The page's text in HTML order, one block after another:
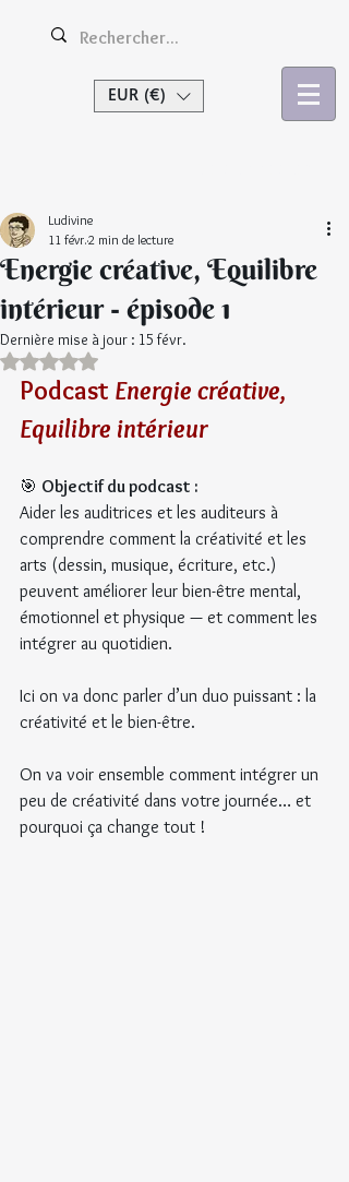
EUR (€)
Energie créative, Equilibre
intérieur - épisode 1
Ludivine
11 févr.2 min de lecture
Dernière mise à jour : 15 févr.
Noté NaN étoiles sur 5.
Podcast Energie créative,
Equilibre intérieur
🎯 Objectif du podcast :
Aider les auditrices et les auditeurs à
comprendre comment la créativité et les
arts (dessin, musique, écriture, etc.)
peuvent améliorer leur bien-être mental,
émotionnel et physique — et comment les
intégrer au quotidien.
Ici on va donc parler d’un duo puissant : la
créativité et le bien-être.
On va voir ensemble comment intégrer un
peu de créativité dans votre journée… et
pourquoi ça change tout !